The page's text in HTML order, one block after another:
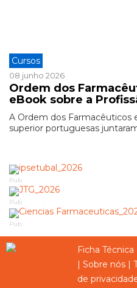
Cursos
08 junho 2026
Ordem dos
eBook sobre a
A Ordem dos Farmacêuticos
superior portuguesas
Pub
Pub
Pub
Ficha Técnica
| Sobre nós |
de